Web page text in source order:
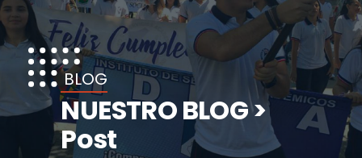
BLOG
NUESTRO BLOG >
Post